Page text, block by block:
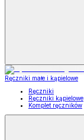
Ręczniki małe i kąpielowe
Ręczniki
Ręczniki kąpielowe
Komplet ręczników